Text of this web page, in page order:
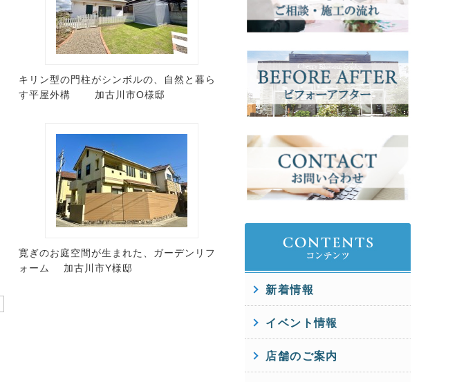
キリン型の門柱がシンボルの、自然と暮ら
す平屋外構 加古川市O様邸
寛ぎのお庭空間が生まれた、ガーデンリフ
ォーム 加古川市Y様邸
新着情報
イベント情報
店舗のご案内